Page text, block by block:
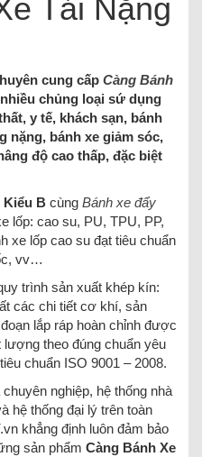
Tải Nặng
cung cấp Càng Bánh
chủng loại sứ dụng
y tế, khách sạn, bánh
nặng, bánh xe giảm sóc,
độ cao thấp, đặc biệt
Kiểu B cùng Bánh xe đẩy
lốp: cao su, PU, TPU, PP,
xe lốp cao su đạt tiêu chuẩn
vv…
trình sản xuất khép kín:
các chi tiết cơ khí, sản
lắp ráp hoàn chỉnh được
theo đúng chuẩn yêu
chuẩn ISO 9001 – 2008.
nghiệp, hệ thống nhà
hệ thống đại lý trên toàn
.vn khẳng định luôn đảm bảo
sản phẩm Càng Bánh Xe